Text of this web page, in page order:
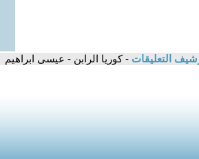
التعليقات - كوريا الرابن - عيسى ابراهيم